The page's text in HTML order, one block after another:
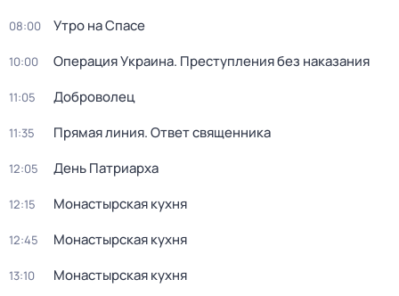
08:00 Утро на Спасе
10:00 Операция Украина. Преступления без наказания
11:05 Доброволец
11:35 Прямая линия. Ответ священника
12:05 День Патриарха
12:15 Монастырская кухня
12:45 Монастырская кухня
13:10 Монастырская кухня